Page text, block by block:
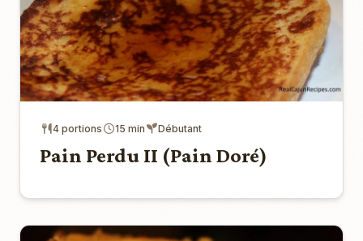
4 portions 15 min Débutant
Pain Perdu II (Pain Doré)